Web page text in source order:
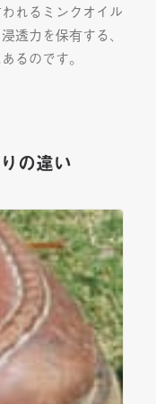
れるミンクオイル
透力を保有する、
るのです。
の違い